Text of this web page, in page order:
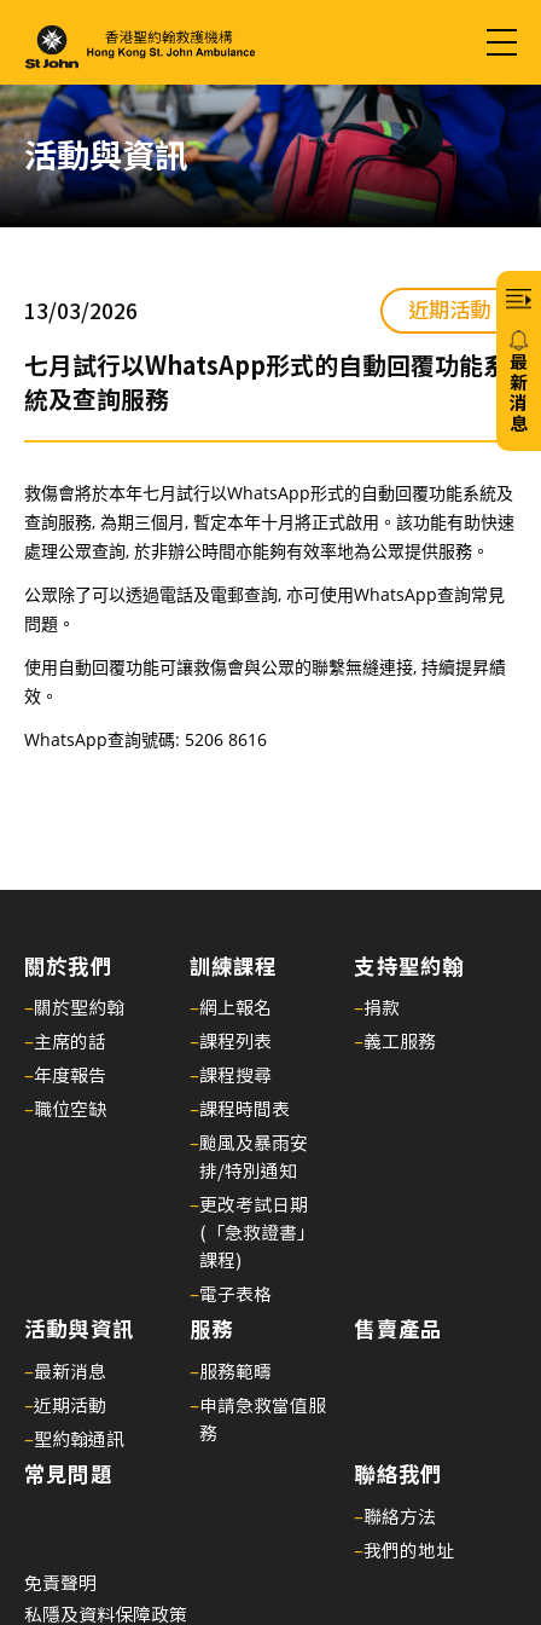
活動與資訊
13/03/2026 近期活動
七月試行以WhatsApp形式的自動回覆功能系
統及查詢服務
救傷會將於本年七月試行以WhatsApp形式的自動回覆功能系統及
查詢服務, 為期三個月, 暫定本年十月將正式啟用。該功能有助快速
處理公眾查詢, 於非辦公時間亦能夠有效率地為公眾提供服務。
公眾除了可以透過電話及電郵查詢, 亦可使用WhatsApp查詢常見
問題。
使用自動回覆功能可讓救傷會與公眾的聯繫無縫連接, 持續提昇績
效。
WhatsApp查詢號碼: 5206 8616
關於我們
–關於聖約翰
–主席的話
–年度報告
–職位空缺
訓練課程
–網上報名
–課程列表
–課程搜尋
–課程時間表
–颱風及暴雨安
排/特別通知
–更改考試日期
(「急救證書」
課程)
–電子表格
支持聖約翰
–捐款
–義工服務
活動與資訊
–最新消息
–近期活動
–聖約翰通訊
服務
–服務範疇
–申請急救當值服
務
售賣產品
常見問題 聯絡我們
–聯絡方法
–我們的地址
免責聲明
私隱及資料保障政策
最
新
消
息